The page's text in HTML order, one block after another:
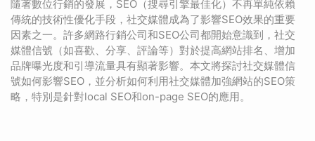
隨著數位行銷的發展，SEO（搜尋引擎最佳化）不再單純依賴
傳統的技術性優化手段，社交媒體成為了影響SEO效果的重要
因素之一。許多網路行銷公司和SEO公司都開始意識到，社交
媒體信號（如喜歡、分享、評論等）對於提高網站排名、增加
品牌曝光度和引導流量具有顯著影響。本文將探討社交媒體信
號如何影響SEO，並分析如何利用社交媒體加強網站的SEO策
略，特別是針對local SEO和on-page SEO的應用。